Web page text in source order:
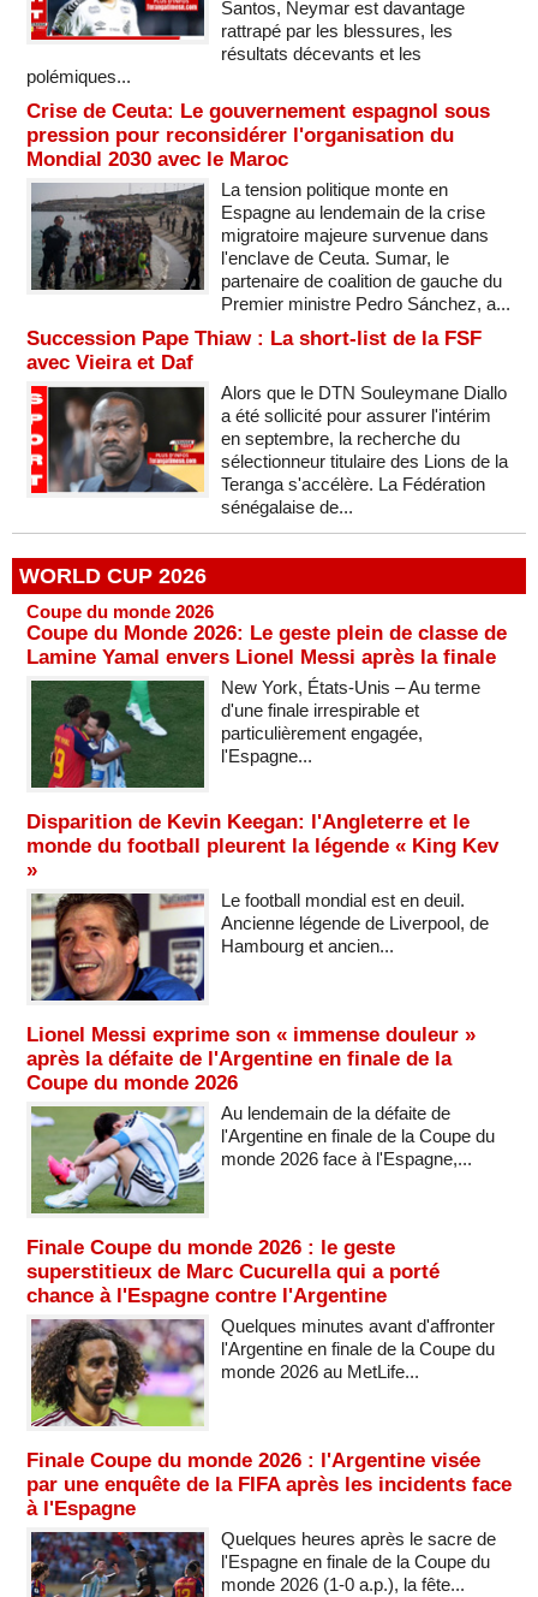
Santos, Neymar est davantage
rattrapé par les blessures, les
résultats décevants et les
polémiques...
Crise de Ceuta: Le gouvernement espagnol sous
pression pour reconsidérer l'organisation du
Mondial 2030 avec le Maroc
La tension politique monte en
Espagne au lendemain de la crise
migratoire majeure survenue dans
l'enclave de Ceuta. Sumar, le
partenaire de coalition de gauche du
Premier ministre Pedro Sánchez, a...
Succession Pape Thiaw : La short-list de la FSF
avec Vieira et Daf
Alors que le DTN Souleymane Diallo
a été sollicité pour assurer l'intérim
en septembre, la recherche du
sélectionneur titulaire des Lions de la
Teranga s'accélère. La Fédération
sénégalaise de...
WORLD CUP 2026
Coupe du monde 2026
Coupe du Monde 2026: Le geste plein de classe de
Lamine Yamal envers Lionel Messi après la finale
New York, États-Unis – Au terme
d'une finale irrespirable et
particulièrement engagée,
l'Espagne...
Disparition de Kevin Keegan: l'Angleterre et le
monde du football pleurent la légende « King Kev
»
Le football mondial est en deuil.
Ancienne légende de Liverpool, de
Hambourg et ancien...
Lionel Messi exprime son « immense douleur »
après la défaite de l'Argentine en finale de la
Coupe du monde 2026
Au lendemain de la défaite de
l'Argentine en finale de la Coupe du
monde 2026 face à l'Espagne,...
Finale Coupe du monde 2026 : le geste
superstitieux de Marc Cucurella qui a porté
chance à l'Espagne contre l'Argentine
Quelques minutes avant d'affronter
l'Argentine en finale de la Coupe du
monde 2026 au MetLife...
Finale Coupe du monde 2026 : l'Argentine visée
par une enquête de la FIFA après les incidents face
à l'Espagne
Quelques heures après le sacre de
l'Espagne en finale de la Coupe du
monde 2026 (1-0 a.p.), la fête...